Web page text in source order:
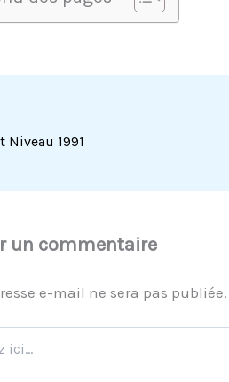
Niveau 1991
un commentaire
e-mail ne sera pas publiée.